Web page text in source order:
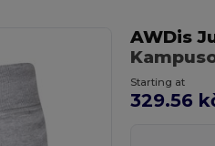
AWDis
Starting at
329.56